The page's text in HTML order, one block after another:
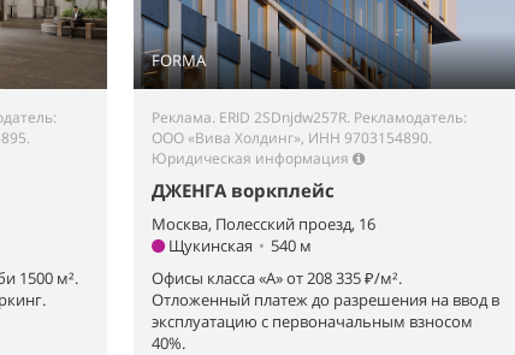
1500 м².
FORMA
Реклама. ERID 2SDnjdw257R. Рекламодатель:
ООО «Вива Холдинг», ИНН 9703154890.
Юридическая информация
ДЖЕНГА воркплейс
Москва, Полесский проезд, 16
Щукинская • 540 м
Офисы класса «А» от 208 335 ₽/м².
Отложенный платеж до разрешения на ввод в
эксплуатацию с первоначальным взносом
40%.